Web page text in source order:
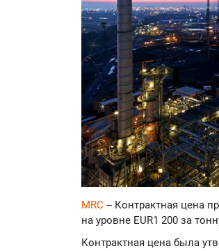
MRC -- Контрактная цена
на уровне EUR1 200 за
Контрактная цена была